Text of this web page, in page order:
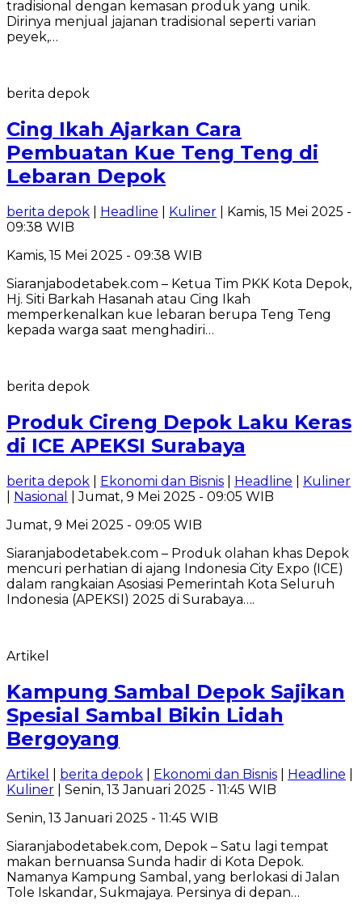
tradisional dengan kemasan produk yang unik.
Dirinya menjual jajanan tradisional seperti varian
peyek,…
berita depok
Cing Ikah Ajarkan Cara
Pembuatan Kue Teng Teng di
Lebaran Depok
berita depok Headline Kuliner | Kamis, 15 Mei 2025 -
09:38 WIB
Kamis, 15 Mei 2025 - 09:38 WIB
Siaranjabodetabek.com – Ketua Tim PKK Kota Depok,
Hj. Siti Barkah Hasanah atau Cing Ikah
memperkenalkan kue lebaran berupa Teng Teng
kepada warga saat menghadiri…
berita depok
Produk Cireng Depok Laku Keras
di ICE APEKSI Surabaya
berita depok Ekonomi dan Bisnis Headline
Kuliner
Nasional
| Jumat, 9 Mei 2025 - 09:05 WIB
Jumat, 9 Mei 2025 - 09:05 WIB
Siaranjabodetabek.com – Produk olahan khas Depok
mencuri perhatian di ajang Indonesia City Expo (ICE)
dalam rangkaian Asosiasi Pemerintah Kota Seluruh
Indonesia (APEKSI) 2025 di Surabaya….
Artikel
Kampung Sambal Depok Sajikan
Spesial Sambal Bikin Lidah
Bergoyang
Artikel berita depok Ekonomi dan Bisnis Headline
Kuliner | Senin, 13 Januari 2025 - 11:45 WIB
Senin, 13 Januari 2025 - 11:45 WIB
Siaranjabodetabek.com, Depok – Satu lagi tempat
makan bernuansa Sunda hadir di Kota Depok.
Namanya Kampung Sambal, yang berlokasi di Jalan
Tole Iskandar, Sukmajaya. Persinya di depan…